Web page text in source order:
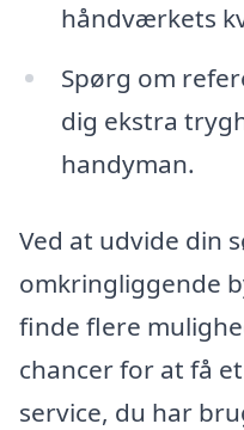
håndværkets
Spørg om
dig ekstra
handyman.
Ved at udvide din
omkringliggende
finde flere
chancer for at få
service, du har